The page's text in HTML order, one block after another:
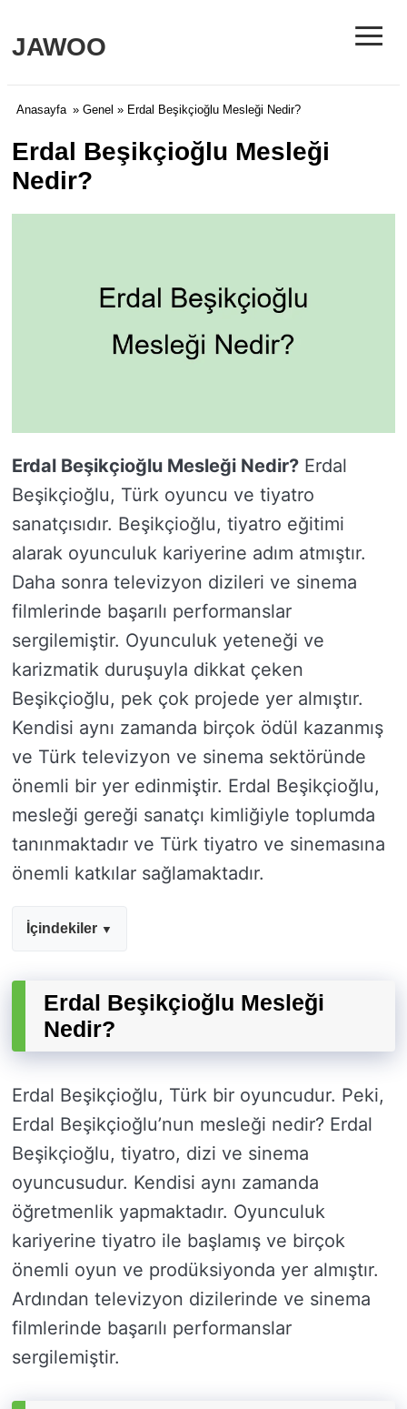
JAWOO ≡
Anasayfa » Genel » Erdal Beşikçioğlu Mesleği Nedir?
Erdal Beşikçioğlu Mesleği
Nedir?
Erdal Beşikçioğlu Mesleği Nedir? Erdal
Beşikçioğlu, Türk oyuncu ve tiyatro
sanatçısıdır. Beşikçioğlu, tiyatro eğitimi
alarak oyunculuk kariyerine adım atmıştır.
Daha sonra televizyon dizileri ve sinema
filmlerinde başarılı performanslar
sergilemiştir. Oyunculuk yeteneği ve
karizmatik duruşuyla dikkat çeken
Beşikçioğlu, pek çok projede yer almıştır.
Kendisi aynı zamanda birçok ödül kazanmış
ve Türk televizyon ve sinema sektöründe
önemli bir yer edinmiştir. Erdal Beşikçioğlu,
mesleği gereği sanatçı kimliğiyle toplumda
tanınmaktadır ve Türk tiyatro ve sinemasına
önemli katkılar sağlamaktadır.
İçindekiler
Erdal Beşikçioğlu Mesleği
Nedir?
Erdal Beşikçioğlu, Türk bir oyuncudur. Peki,
Erdal Beşikçioğlu’nun mesleği nedir? Erdal
Beşikçioğlu, tiyatro, dizi ve sinema
oyuncusudur. Kendisi aynı zamanda
öğretmenlik yapmaktadır. Oyunculuk
kariyerine tiyatro ile başlamış ve birçok
önemli oyun ve prodüksiyonda yer almıştır.
Ardından televizyon dizilerinde ve sinema
filmlerinde başarılı performanslar
sergilemiştir.